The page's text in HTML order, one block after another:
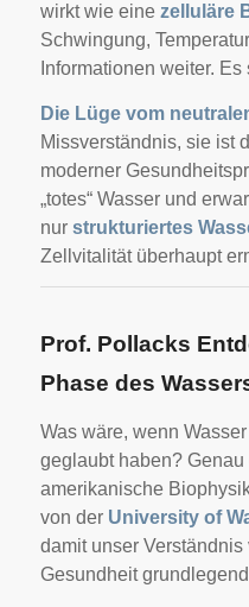
wirkt wie eine zelluläre
Schwingung,
Informationen weiter.
Die Lüge vom
Missverständnis, sie ist
moderner
„totes“ Wasser und
nur strukturiertes
Zellvitalität überhaupt
Prof. Pollacks
Phase des
Was wäre, wenn
geglaubt haben?
amerikanische
von der University of
damit unser
Gesundheit